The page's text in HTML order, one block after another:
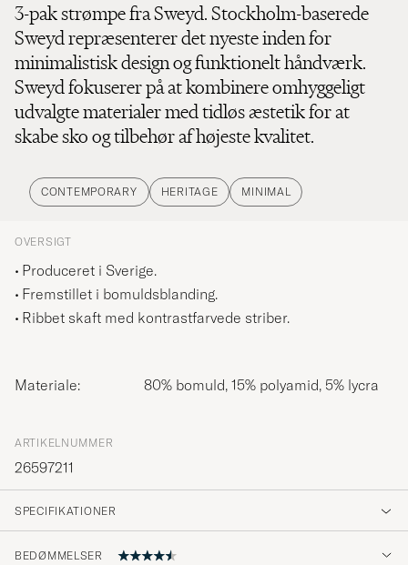
3-pak strømpe fra Sweyd. Stockholm-baserede
Sweyd repræsenterer det nyeste inden for
minimalistisk design og funktionelt håndværk.
Sweyd fokuserer på at kombinere omhyggeligt
udvalgte materialer med tidløs æstetik for at
skabe sko og tilbehør af højeste kvalitet.
CONTEMPORARY HERITAGE MINIMAL
OVERSIGT
Produceret i Sverige.
Fremstillet i bomuldsblanding.
Ribbet skaft med kontrastfarvede striber.
Materiale: 80% bomuld, 15% polyamid, 5% lycra
ARTIKELNUMMER
26597211
SPECIFIKATIONER
BEDØMMELSER